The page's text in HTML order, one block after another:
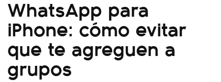
WhatsApp para
iPhone: cómo evitar
que te agreguen a
grupos